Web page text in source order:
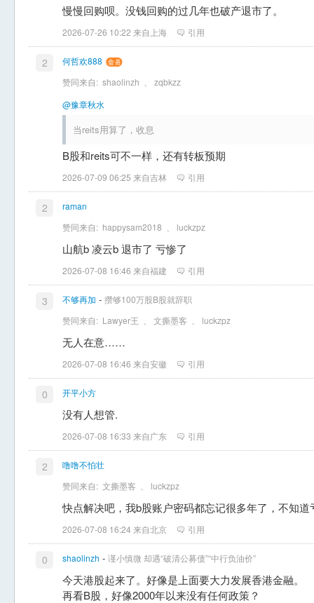
慢慢回购呗。没钱回购的过几年也破产退市了。
2026-07-26 10:22 来自上海 引用
2
何哲欢888
赞同来自: shaolinzh
zqbkzz
@豫章秋水
当reits用算了，收息
B股和reits可不一样，还有转板预期
2026-07-09 06:25 来自吉林 引用
2
raman
赞同来自: happysam2018 luckzpz
山航b 凌云b 退市了 亏惨了
2026-07-08 16:46 来自福建 引用
3 不够再加 - 攒够100万股B股就辞职
赞同来自: Lawyer王 文撕墨客 luckzpz
无人在意……
2026-07-08 16:46 来自安徽 引用
0 开平小方
没有人想管.
2026-07-08 16:33 来自广东 引用
2
噜噜不怕壮
赞同来自: 文撕墨客 luckzpz
快点解决吧，我b股账户密码都忘记很多年了，不知
2026-07-08 16:24 来自北京 引用
0 shaolinzh - 谨小慎微 却遇“破清公募债”“中行负油价”
今天港股起来了。好像是上面要大力发展香港金融。
再看B股，好像2000年以来没有任何政策？